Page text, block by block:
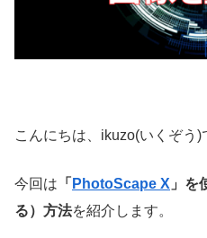
こんにちは、ikuzo(いくぞう)
今回は 「 PhotoScape X 」を
る）方法を紹介します。